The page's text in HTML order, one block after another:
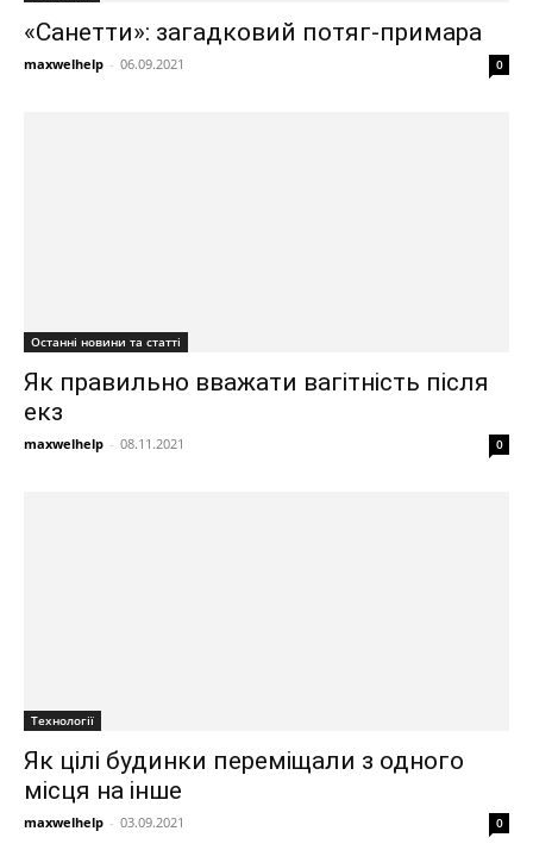
«Санетти»: загадковий потяг-примара
maxwelhelp - 06.09.2021 0
Останні новини та статті
Як правильно вважати вагітність після
екз
maxwelhelp - 08.11.2021 0
Технології
Як цілі будинки переміщали з одного
місця на інше
maxwelhelp - 03.09.2021 0